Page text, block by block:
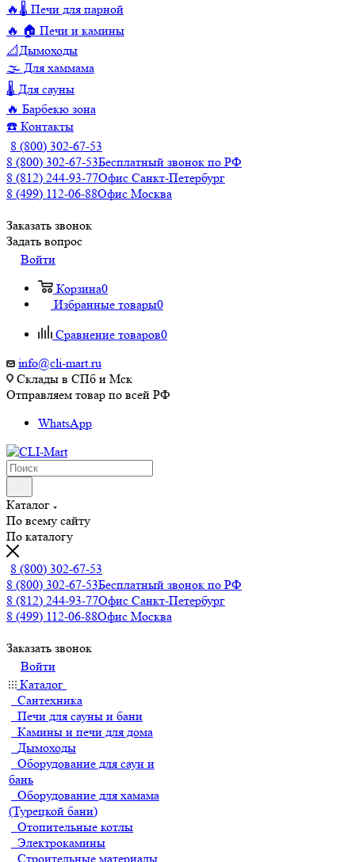
🔥🌡️ Печи для парной
🔥 🏠 Печи и камины
📐Дымоходы
🌫️ Для хаммама
🌡️ Для сауны
🔥 Барбекю зона
☎️ Контакты
8 (800) 302-67-53
8 (800) 302-67-53Бесплатный звонок по РФ
8 (812) 244-93-77Офис Санкт-Петербург
8 (499) 112-06-88Офис Москва
Заказать звонок
Задать вопрос
Войти
Корзина0
Избранные товары0
Сравнение товаров0
info@cli-mart.ru
Склады в СПб и Мск
Отправляем товар по всей РФ
WhatsApp
Каталог
По всему сайту
По каталогу
8 (800) 302-67-53
8 (800) 302-67-53Бесплатный звонок по РФ
8 (812) 244-93-77Офис Санкт-Петербург
8 (499) 112-06-88Офис Москва
Заказать звонок
Войти
Каталог
Сантехника
Печи для сауны и бани
Камины и печи для дома
Дымоходы
Оборудование для саун и
бань
Оборудование для хамама
(Турецкой бани)
Отопительные котлы
Электрокамины
Строительные материалы